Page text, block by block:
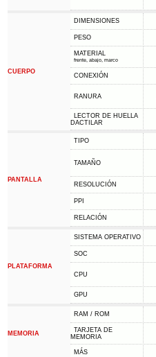
CUERPO
DIMENSIONES
PESO
MATERIAL
frente, abajo, marco
CONEXIÓN
RANURA
LECTOR DE HUELLA
DACTILAR
PANTALLA
TIPO
TAMAÑO
RESOLUCIÓN
PPI
RELACIÓN
PLATAFORMA
SISTEMA OPERATIVO
SOC
CPU
GPU
MEMORIA
RAM / ROM
TARJETA DE
MEMORIA
MÁS